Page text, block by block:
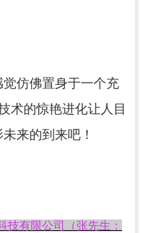
仿佛置身于一个充
术的惊艳进化让人目
来的到来吧！
技有限公司（张先生：